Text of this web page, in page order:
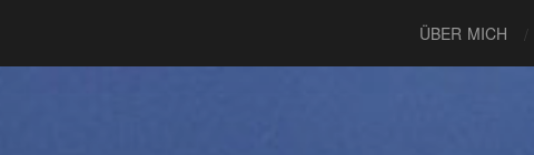
ÜBER MICH